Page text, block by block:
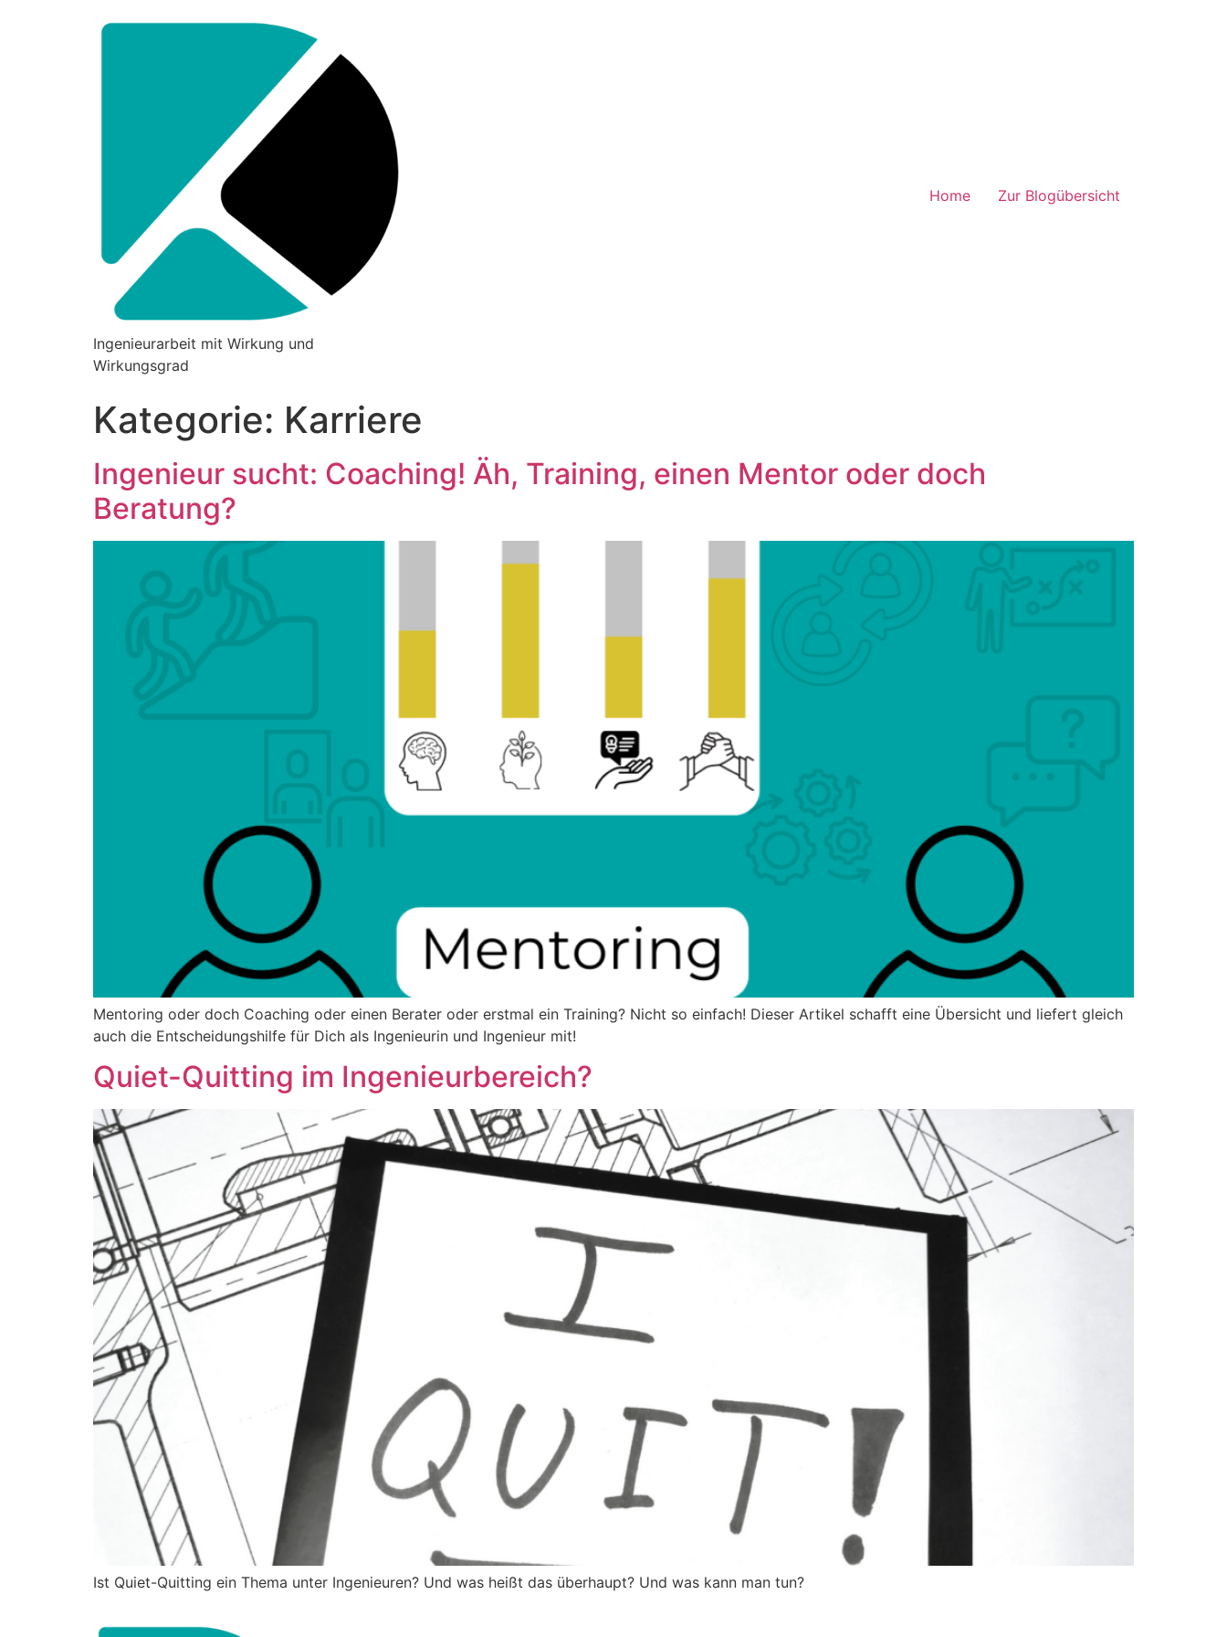
Ingenieurarbeit mit Wirkung und
Wirkungsgrad
Home Zur Blogübersicht
Kategorie: Karriere
Ingenieur sucht: Coaching! Äh, Training, einen Mentor oder doch
Beratung?
Mentoring oder doch Coaching oder einen Berater oder erstmal ein Training? Nicht so einfach! Dieser Artikel schafft eine Übersicht und liefert gleich
auch die Entscheidungshilfe für Dich als Ingenieurin und Ingenieur mit!
Quiet-Quitting im Ingenieurbereich?
Ist Quiet-Quitting ein Thema unter Ingenieuren? Und was heißt das überhaupt? Und was kann man tun?